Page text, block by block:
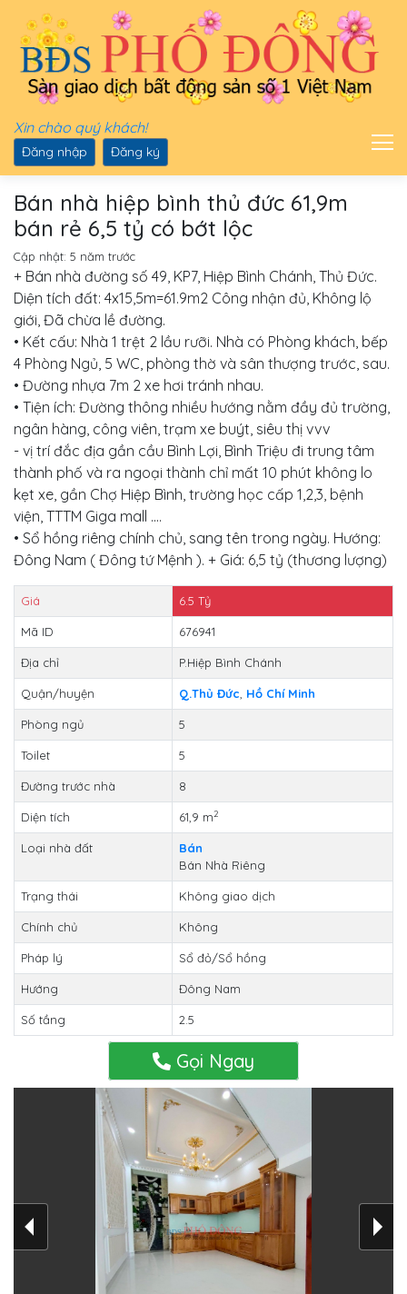
Xin chào quý khách!
Đăng nhập Đăng ký
Bán nhà hiệp bình thủ đức 61,9m
bán rẻ 6,5 tỷ có bớt lộc
Cập nhật: 5 năm trước
+ Bán nhà đường số 49, KP7, Hiệp Bình Chánh, Thủ Đức.
Diện tích đất: 4x15,5m=61.9m2 Công nhận đủ, Không lộ
giới, Đã chừa lề đường.
• Kết cấu: Nhà 1 trệt 2 lầu rưỡi. Nhà có Phòng khách, bếp
4 Phòng Ngủ, 5 WC, phòng thờ và sân thượng trước, sau.
• Đường nhựa 7m 2 xe hơi tránh nhau.
• Tiện ích: Đường thông nhiều hướng nằm đầy đủ trường,
ngân hàng, công viên, trạm xe buýt, siêu thị vvv
- vị trí đắc địa gần cầu Bình Lợi, Bình Triệu đi trung tâm
thành phố và ra ngoại thành chỉ mất 10 phút không lo
kẹt xe, gần Chợ Hiệp Bình, trường học cấp 1,2,3, bệnh
viện, TTTM Giga mall ....
• Sổ hồng riêng chính chủ, sang tên trong ngày. Hướng:
Đông Nam ( Đông tứ Mệnh ). + Giá: 6,5 tỷ (thương lượng)
Giá 6.5 Tỷ
Mã ID 676941
Địa chỉ P.Hiệp Bình Chánh
Quận/huyện Q.Thủ Đức Hồ Chí Minh
Phòng ngủ 5
Toilet 5
Đường trước nhà 8
Diện tích 61,9 m2
Loại nhà đất
Bán
Bán Nhà Riêng
Trạng thái Không giao dịch
Chính chủ Không
Pháp lý Sổ đỏ/Sổ hồng
Hướng Đông Nam
Số tầng 2.5
Gọi Ngay